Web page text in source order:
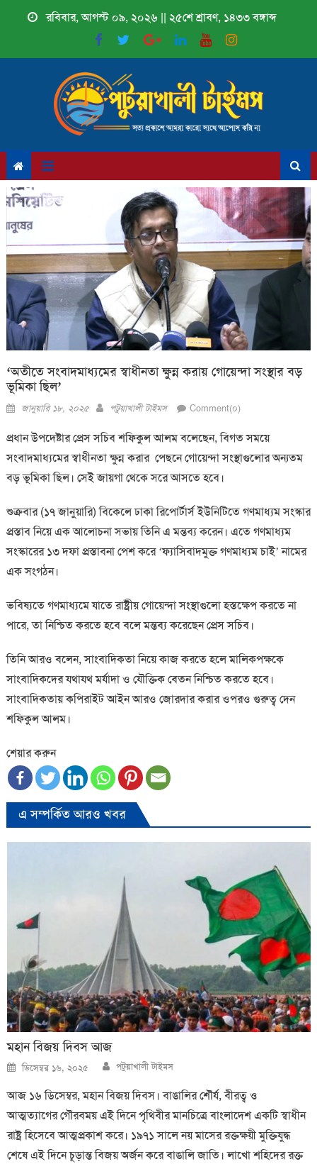
রবিবার, আগস্ট ০৯, ২০২৬ || ২৫শে শ্রাবণ, ১৪৩৩ বঙ্গাব্দ
‘অতীতে সংবাদমাধ্যমের স্বাধীনতা ক্ষুন্ন করায় গোয়েন্দা সংস্থার বড়
ভূমিকা ছিল’
Posted
জানুয়ারি ১৮, ২০২৫ Author
পটুয়াখালী টাইমস Comment(০)
প্রধান উপদেষ্টার প্রেস সচিব শফিকুল আলম বলেছেন, বিগত সময়ে
সংবাদমাধ্যমের স্বাধীনতা ক্ষুন্ন করার পেছনে গোয়েন্দা সংস্থাগুলোর অন্যতম
বড় ভূমিকা ছিল। সেই জায়গা থেকে সরে আসতে হবে।
শুক্রবার (১৭ জানুয়ারি) বিকেলে ঢাকা রিপোর্টার্স ইউনিটিতে গণমাধ্যম সংস্কার
প্রস্তাব নিয়ে এক আলোচনা সভায় তিনি এ মন্তব্য করেন। এতে গণমাধ্যম
সংস্কারের ১৩ দফা প্রস্তাবনা পেশ করে ‘ফ্যাসিবাদমুক্ত গণমাধ্যম চাই’ নামের
এক সংগঠন।
ভবিষ্যতে গণমাধ্যমে যাতে রাষ্ট্রীয় গোয়েন্দা সংস্থাগুলো হস্তক্ষেপ করতে না
পারে, তা নিশ্চিত করতে হবে বলে মন্তব্য করেছেন প্রেস সচিব।
তিনি আরও বলেন, সাংবাদিকতা নিয়ে কাজ করতে হলে মালিকপক্ষকে
সাংবাদিকদের যথাযথ মর্যাদা ও যৌক্তিক বেতন নিশ্চিত করতে হবে।
সাংবাদিকতায় কপিরাইট আইন আরও জোরদার করার ওপরও গুরুত্ব দেন
শফিকুল আলম।
শেয়ার করুন
এ সম্পর্কিত আরও খবর
মহান বিজয় দিবস আজ
Posted
on
ডিসেম্বর ১৬, ২০২৫ Author
পটুয়াখালী টাইমস
আজ ১৬ ডিসেম্বর, মহান বিজয় দিবস। বাঙালির শৌর্য, বীরত্ব ও
আত্মত্যাগের গৌরবময় এই দিনে পৃথিবীর মানচিত্রে বাংলাদেশ একটি স্বাধীন
রাষ্ট্র হিসেবে আত্মপ্রকাশ করে। ১৯৭১ সালে নয় মাসের রক্তক্ষয়ী মুক্তিযুদ্ধ
শেষে এই দিনে চূড়ান্ত বিজয় অর্জন করে বাঙালি জাতি। লাখো শহিদের রক্ত